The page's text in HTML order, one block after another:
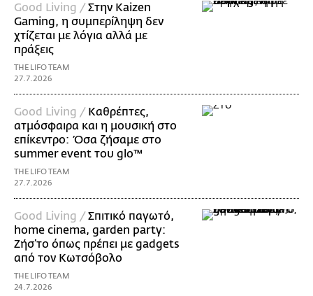
Good Living /Στην Kaizen
Gaming, η συμπερίληψη δεν
χτίζεται με λόγια αλλά με
πράξεις
THE LIFO TEAM
27.7.2026
Good Living / Καθρέπτες,
ατμόσφαιρα και η μουσική στο
επίκεντρο: Όσα ζήσαμε στο
summer event του glo™
THE LIFO TEAM
27.7.2026
Good Living /Σπιτικό παγωτό,
home cinema, garden party:
Ζήσ’το όπως πρέπει με gadgets
από τον Κωτσόβολο
THE LIFO TEAM
24.7.2026